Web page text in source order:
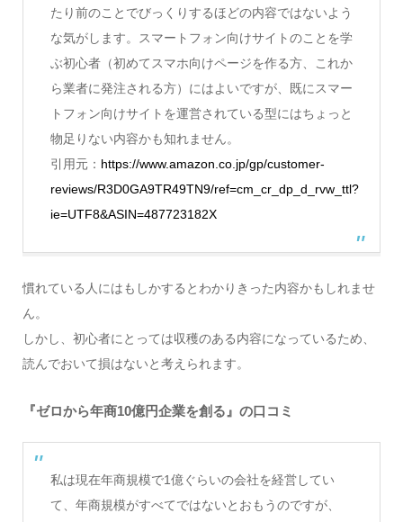
たり前のことでびっくりするほどの内容ではないよう
な気がします。スマートフォン向けサイトのことを学
ぶ初心者（初めてスマホ向けページを作る方、これか
ら業者に発注される方）にはよいですが、既にスマー
トフォン向けサイトを運営されている型にはちょっと
物足りない内容かも知れません。
引用元： https://www.amazon.co.jp/gp/customer-
reviews/R3D0GA9TR49TN9/ref=cm_cr_dp_d_rvw_ttl?
ie=UTF8&ASIN=487723182X
慣れている人にはもしかするとわかりきった内容かもしれませ
ん。
しかし、初心者にとっては収穫のある内容になっているため、
読んでおいて損はないと考えられます。
『ゼロから年商10億円企業を創る』の口コミ
私は現在年商規模で1億ぐらいの会社を経営してい
て、年商規模がすべてではないとおもうのですが、